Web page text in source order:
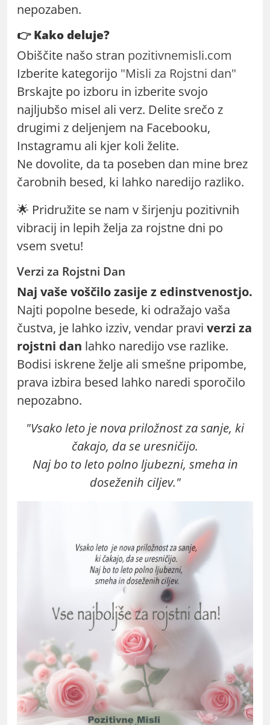
nepozaben.
👉 Kako deluje?
Obiščite našo stran pozitivnemisli.com
Izberite kategorijo "Misli za Rojstni dan"
Brskajte po izboru in izberite svojo
najljubšo misel ali verz. Delite srečo z
drugimi z deljenjem na Facebooku,
Instagramu ali kjer koli želite.
Ne dovolite, da ta poseben dan mine brez
čarobnih besed, ki lahko naredijo razliko.
🌟 Pridružite se nam v širjenju pozitivnih
vibracij in lepih želja za rojstne dni po
vsem svetu!
Verzi za Rojstni Dan
Naj vaše voščilo zasije z edinstvenostjo.
Najti popolne besede, ki odražajo vaša
čustva, je lahko izziv, vendar pravi verzi za
rojstni dan lahko naredijo vse razlike.
Bodisi iskrene želje ali smešne pripombe,
prava izbira besed lahko naredi sporočilo
nepozabno.
"Vsako leto je nova priložnost za sanje, ki
čakajo, da se uresničijo.
Naj bo to leto polno ljubezni, smeha in
doseženih ciljev."